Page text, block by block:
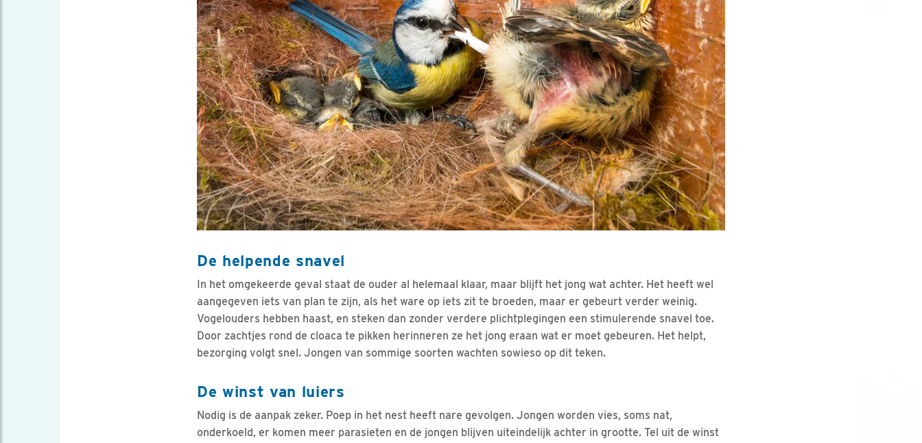
De helpende snavel
In het omgekeerde geval staat de ouder al helemaal klaar, maar blijft het jong wat achter. Het heeft wel
aangegeven iets van plan te zijn, als het ware op iets zit te broeden, maar er gebeurt verder weinig.
Vogelouders hebben haast, en steken dan zonder verdere plichtplegingen een stimulerende snavel toe.
Door zachtjes rond de cloaca te pikken herinneren ze het jong eraan wat er moet gebeuren. Het helpt,
bezorging volgt snel. Jongen van sommige soorten wachten sowieso op dit teken.
De winst van luiers
Nodig is de aanpak zeker. Poep in het nest heeft nare gevolgen. Jongen worden vies, soms nat,
onderkoeld, er komen meer parasieten en de jongen blijven uiteindelijk achter in grootte. Tel uit de winst